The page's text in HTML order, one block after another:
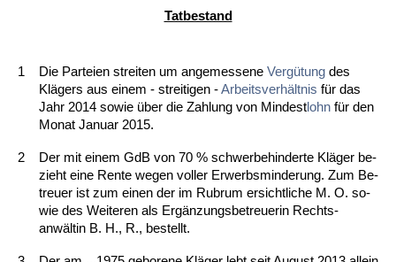
Tat­be­stand
1 Die Par­tei­en strei­ten um an­ge­mes­se­ne Vergütung des
Klägers aus ei­nem - strei­ti­gen -Ar­beits­verhält­nis für das
Jahr 2014 so­wie über die Zah­lung von Min­dest­lohn für den
Mo­nat Ja­nu­ar 2015.
2
Der mit ei­nem GdB von 70 % schwer­be­hin­der­te Kläger be­
zieht ei­ne Ren­te we­gen vol­ler Er­werbs­min­de­rung. Zum Be­
treu­er ist zum ei­nen der im Ru­brum er­sicht­li­che M. O. so­
wie des Wei­te­ren als Ergänzungs­be­treue­rin Rechts­
anwältin B. H., R., be­stellt.